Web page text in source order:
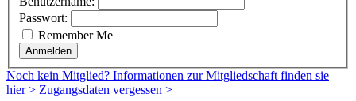
Passwort:
Remember Me
Anmelden
Noch kein Mitglied? Informationen zur Mitgliedschaft finden sie
hier > Zugangsdaten vergessen >